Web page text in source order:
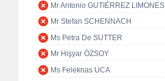
Mr Antonio GUTIÉRREZ LIMONES
Mr Stefan SCHENNACH
Ms Petra De SUTTER
Mr Hişyar ÖZSOY
Ms Feleknas UCA